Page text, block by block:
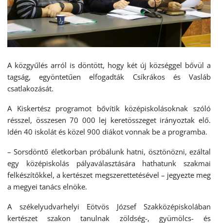
A közgyűlés arról is döntött, hogy két új községgel bővül a
tagság, egyöntetűen elfogadták Csíkrákos és Vasláb
csatlakozását.
A Kiskertész programot bővítik középiskolásoknak szóló
résszel, összesen 70 000 lej keretösszeget irányoztak elő.
Idén 40 iskolát és közel 900 diákot vonnak be a programba.
– Sorsdöntő életkorban próbálunk hatni, ösztönözni, ezáltal
egy középiskolás pályaválasztására hathatunk szakmai
felkészítőkkel, a kertészet megszerettetésével – jegyezte meg
a megyei tanács elnöke.
A székelyudvarhelyi Eötvös József Szakközépiskolában
kertészet szakon tanulnak zöldség-, gyümölcs- és